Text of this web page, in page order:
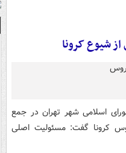
شیوع کرونا
اسلامی شهر تهران در جمع
کرونا گفت: مسئولیت اصلی